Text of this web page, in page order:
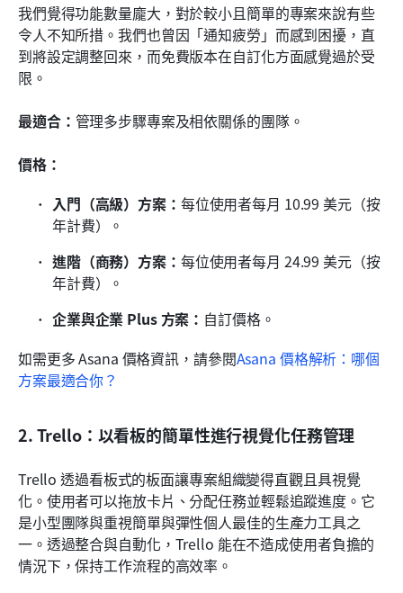
我們覺得功能數量龐大，對於較小且簡單的專案來說有些
令人不知所措。我們也曾因「通知疲勞」而感到困擾，直
到將設定調整回來，而免費版本在自訂化方面感覺過於受
限。
最適合： 管理多步驟專案及相依關係的團隊。
價格：
入門（高級）方案： 每位使用者每月 10.99 美元（按
年計費）。
進階（商務）方案： 每位使用者每月 24.99 美元（按
年計費）。
企業與企業 Plus 方案： 自訂價格。
如需更多 Asana 價格資訊，請參閱Asana 價格解析：哪個
方案最適合你？
2. Trello：以看板的簡單性進行視覺化任務管理
Trello 透過看板式的板面讓專案組織變得直觀且具視覺
化。使用者可以拖放卡片、分配任務並輕鬆追蹤進度。它
是小型團隊與重視簡單與彈性個人最佳的生產力工具之
一。透過整合與自動化，Trello 能在不造成使用者負擔的
情況下，保持工作流程的高效率。